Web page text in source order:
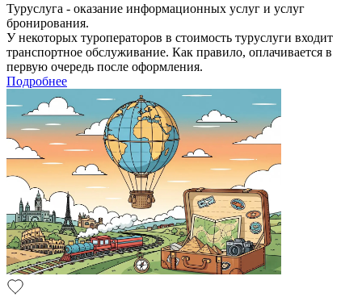
Туруслуга - оказание информационных услуг и услуг
бронирования.
У некоторых туроператоров в стоимость туруслуги входит
транспортное обслуживание. Как правило, оплачивается в
первую очередь после оформления.
Подробнее